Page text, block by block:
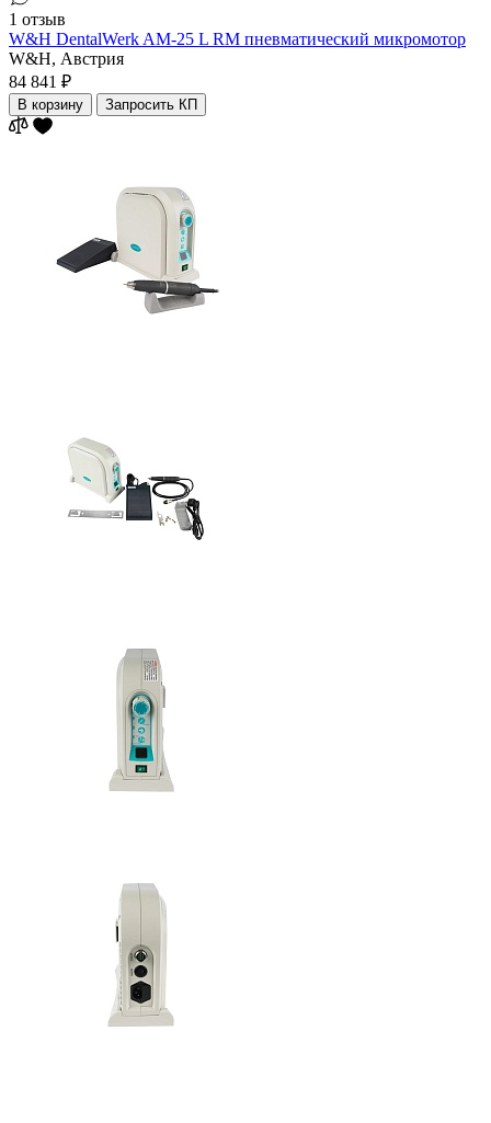
1 отзыв
W&H DentalWerk AM-25 L RM пневматический микромотор
W&H, Австрия
84 841 ₽
В корзину Запросить КП